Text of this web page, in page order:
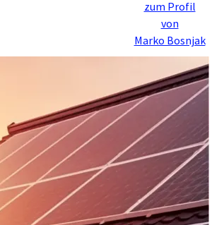
zum Profil
von
Marko Bosnjak